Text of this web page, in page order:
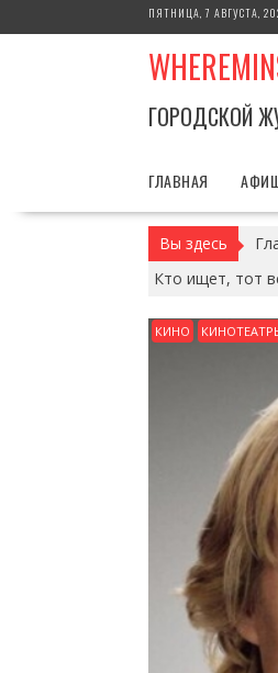
к
ПЯТНИЦА, 7 АВГУСТА,
ГОРОДСКОЙ
ГЛАВНАЯ
Вы здесь
Кто ищет, тот
КИНО